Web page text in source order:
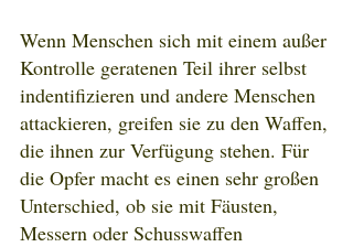
Wenn Menschen sich mit einem außer
Kontrolle geratenen Teil ihrer selbst
indentifizieren und andere Menschen
attackieren, greifen sie zu den Waffen,
die ihnen zur Verfügung stehen. Für
die Opfer macht es einen sehr großen
Unterschied, ob sie mit Fäusten,
Messern oder Schusswaffen